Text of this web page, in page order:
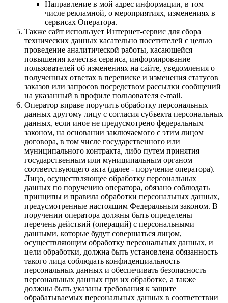
Направление в мой адрес информации, в том
числе рекламной, о мероприятиях, изменениях в
сервисах Оператора.
Также сайт использует Интернет-сервис для сбора
технических данных касательно посетителей с целью
проведение аналитической работы, касающейся
повышения качества сервиса, информирование
пользователей об изменениях на сайте, уведомления о
полученных ответах в переписке и изменения статусов
заказов или запросов посредством рассылки сообщений
на указанный в профиле пользователя e-mail.
Оператор вправе поручить обработку персональных
данных другому лицу с согласия субъекта персональных
данных, если иное не предусмотрено федеральным
законом, на основании заключаемого с этим лицом
договора, в том числе государственного или
муниципального контракта, либо путем принятия
государственным или муниципальным органом
соответствующего акта (далее - поручение оператора).
Лицо, осуществляющее обработку персональных
данных по поручению оператора, обязано соблюдать
принципы и правила обработки персональных данных,
предусмотренные настоящим Федеральным законом. В
поручении оператора должны быть определены
перечень действий (операций) с персональными
данными, которые будут совершаться лицом,
осуществляющим обработку персональных данных, и
цели обработки, должна быть установлена обязанность
такого лица соблюдать конфиденциальность
персональных данных и обеспечивать безопасность
персональных данных при их обработке, а также
должны быть указаны требования к защите
обрабатываемых персональных данных в соответствии